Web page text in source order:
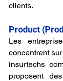
clients.
Product
Les
concentrent
insurtechs
proposent